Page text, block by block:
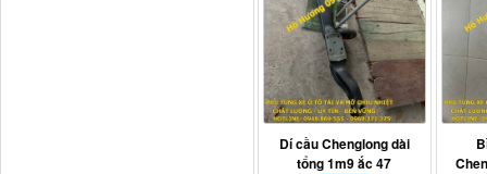
Dí cầu Chenglong dài
tổng 1m9 ắc 47